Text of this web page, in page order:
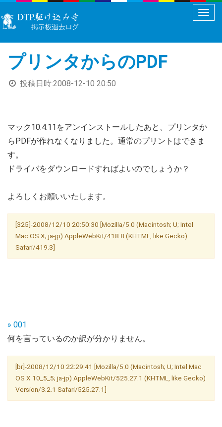
メ
ュ
プリンタからのPDF
投稿日時:2008-12-10 20:50
マック10.4.11をアンインストールしたあと、プリンタか
らPDFが作れなくなりました。通常のプリントはできま
す。
ドライバをダウンロードすればよいのでしょうか？
よろしくお願いいたします。
[325]-2008/12/10 20:50:30 [Mozilla/5.0 (Macintosh; U; Intel
Mac OS X; ja-jp) AppleWebKit/418.8 (KHTML, like Gecko)
Safari/419.3]
» 001
何を言っているのか訳が分かりません。
[br]-2008/12/10 22:29:41 [Mozilla/5.0 (Macintosh; U; Intel Mac
OS X 10_5_5; ja-jp) AppleWebKit/525.27.1 (KHTML, like Gecko)
Version/3.2.1 Safari/525.27.1]